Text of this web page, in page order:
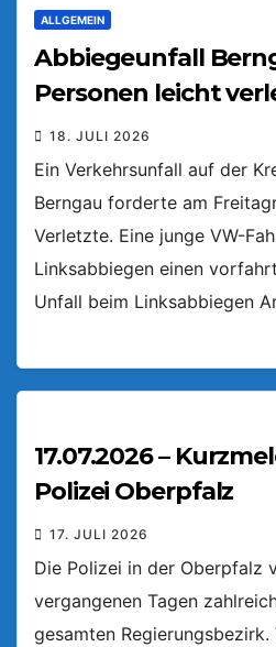
ALLGEMEIN
Abbiegeunfall
Personen leicht
18. JULI 2026
Ein Verkehrsunfall auf der
Berngau forderte am
Verletzte. Eine junge VW-
Linksabbiegen einen
Unfall beim Linksabbiegen
17.07.2026 –
Polizei Oberpfalz
17. JULI 2026
Die Polizei in der Oberpfalz
vergangenen Tagen
gesamten